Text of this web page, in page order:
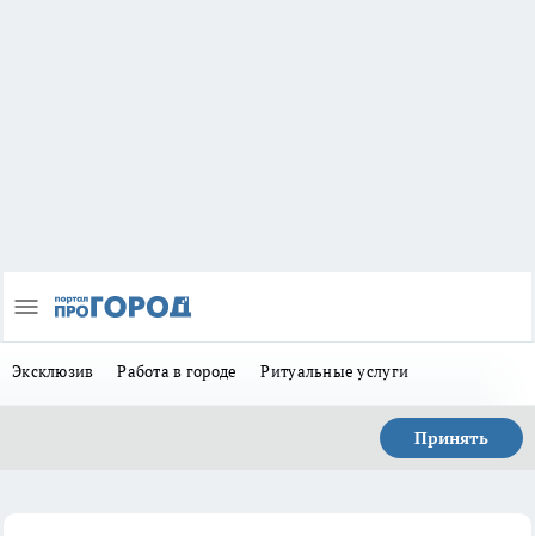
Эксклюзив Работа в городе Ритуальные услуги
Принять